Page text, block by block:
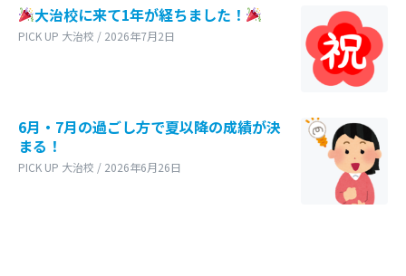
大治校に来て1年が経ちました！
PICK UP 大治校 / 2026年7月2日
6月・7月の過ごし方で夏以降の成績が決
まる！
PICK UP 大治校 / 2026年6月26日